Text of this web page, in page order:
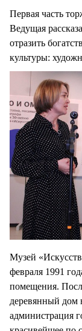
Первая часть
Ведущая
отразить
культуры:
Музей
февраля 1991
помещения.
деревянный дом
администрация